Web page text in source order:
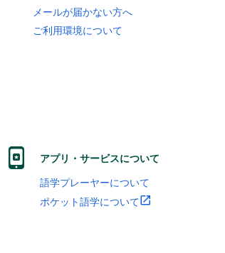
メールが届かない方へ
ご利用環境について
アプリ・サービスについて
語学プレーヤーについて
ポケット語学について